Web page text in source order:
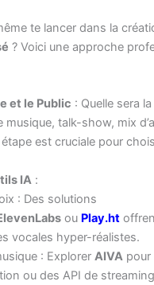
te lancer dans la
? Voici une approche
et le Public : Quelle sera
musique, talk-show, mix
est cruciale pour
IA :
: Des solutions
ou Play.ht
vocales hyper-réalistes.
: Explorer AIVApour
ou des API de